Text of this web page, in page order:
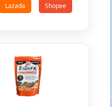
Lazada Shopee